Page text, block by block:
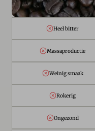
Heel bitter
Massaproductie
Weinig smaak
Rokerig
Ongezond